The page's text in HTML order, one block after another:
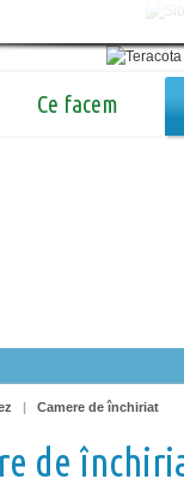
Ce facem
| Camere de închiriat
de